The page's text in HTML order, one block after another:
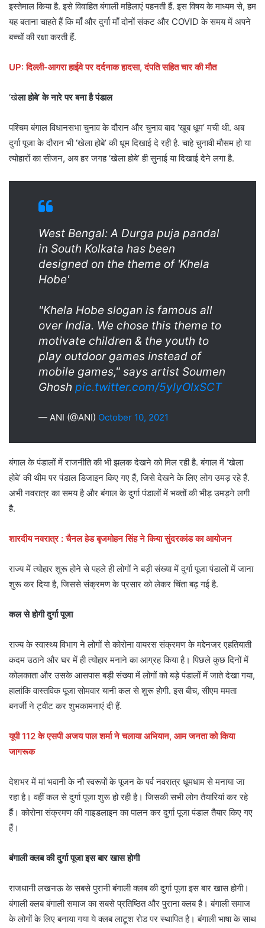
इस्तेमाल किया है. इसे विवाहित बंगाली महिलाएं पहनती हैं. इस विषय के माध्यम से, हम
यह बताना चाहते हैं कि माँ और दुर्गा माँ दोनों संकट और COVID के समय में अपने
बच्चों की रक्षा करती हैं.
UP: दिल्ली-आगरा हाईवे पर दर्दनाक हादसा, दंपति सहित चार की मौत
‘खेला होबे’ के नारे पर बना है पंडाल
पश्चिम बंगाल विधानसभा चुनाव के दौरान और चुनाव बाद ‘खूब धूम’ मची थी. अब
दुर्गा पूजा के दौरान भी ‘खेला होबे’ की धूम दिखाई दे रही है. चाहे चुनावी मौसम हो या
त्योहारों का सीजन, अब हर जगह ‘खेला होबे’ ही सुनाई या दिखाई देने लगा है.
West Bengal: A Durga puja pandal
in South Kolkata has been
designed on the theme of 'Khela
Hobe'
"Khela Hobe slogan is famous all
over India. We chose this theme to
motivate children & the youth to
play outdoor games instead of
mobile games," says artist Soumen
Ghosh pic.twitter.com/5yIyOlxSCT
— ANI (@ANI) October 10, 2021
बंगाल के पंडालों में राजनीति की भी झलक देखने को मिल रही है. बंगाल में ‘खेला
होबे’ की थीम पर पंडाल डिजाइन किए गए हैं, जिसे देखने के लिए लोग उमड़ रहे हैं.
अभी नवरात्र का समय है और बंगाल के दुर्गा पंडालों में भक्तों की भीड़ उमड़ने लगी
है.
शारदीय नवरात्र : चैनल हेड बृजमोहन सिंह ने किया सुंदरकांड का आयोजन
राज्य में त्योहार शुरू होने से पहले ही लोगों ने बड़ी संख्या में दुर्गा पूजा पंडालों में जाना
शुरू कर दिया है, जिससे संक्रमण के प्रसार को लेकर चिंता बढ़ गई है.
कल से होगी दुर्गा पूजा
राज्य के स्वास्थ्य विभाग ने लोगों से कोरोना वायरस संक्रमण के मद्देनजर एहतियाती
कदम उठाने और घर में ही त्योहार मनाने का आग्रह किया है। पिछले कुछ दिनों में
कोलकाता और उसके आसपास बड़ी संख्या में लोगों को बड़े पंडालों में जाते देखा गया,
हालांकि वास्तविक पूजा सोमवार यानी कल से शुरू होगी. इस बीच, सीएम ममता
बनर्जी ने ट्वीट कर शुभकामनाएं दी हैं.
यूपी 112 के एसपी अजय पाल शर्मा ने चलाया अभियान, आम जनता को किया
जागरूक
देशभर में मां भवानी के नौ स्वरूपों के पूजन के पर्व नवरात्र धूमधाम से मनाया जा
रहा है। वहीं कल से दुर्गा पूजा शुरू हो रही है। जिसकी सभी लोग तैयारियां कर रहे
हैं। कोरोना संक्रमण की गाइडलाइन का पालन कर दुर्गा पूजा पंडाल तैयार किए गए
हैं।
बंगाली क्लब की दुर्गा पूजा इस बार खास होगी
राजधानी लखनऊ के सबसे पुरानी बंगाली क्लब की दुर्गा पूजा इस बार खास होगी।
बंगाली क्लब बंगाली समाज का सबसे प्रतिष्ठित और पुराना क्लब है। बंगाली समाज
के लोगों के लिए बनाया गया ये क्लब लाटूश रोड पर स्थापित है। बंगाली भाषा के साथ